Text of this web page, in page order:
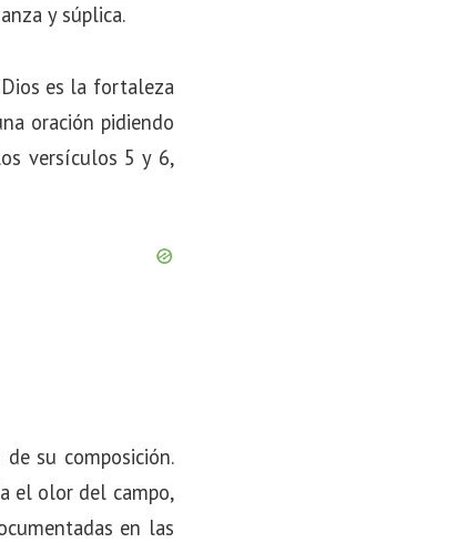
y súplica.
es la fortaleza
oración pidiendo
versículos 5 y 6,
su composición.
el olor del campo,
en las